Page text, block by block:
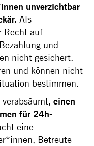
unverzichtbar
Als
Recht auf
und
nicht gesichert.
und können nicht
bestimmen.
einen
für 24h-
eine
Betreute